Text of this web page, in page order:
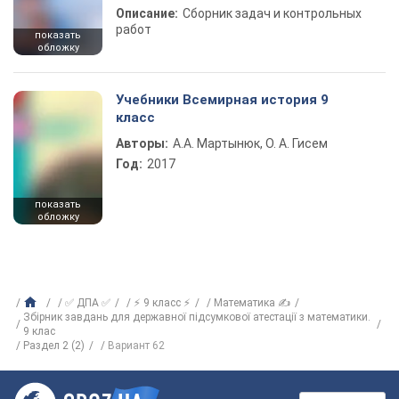
показать
обложку
Описание: Сборник задач и контрольных
работ
показать
обложку
Учебники Всемирная история 9
класс
Авторы: А.А. Мартынюк, О. А. Гисем
Год: 2017
✅ ДПА ✅ ⚡ 9 класс ⚡
Математика ✍
Збірник завдань для державної підсумкової атестації з математики.
9 клас
Раздел 2 (2)
Вариант 62